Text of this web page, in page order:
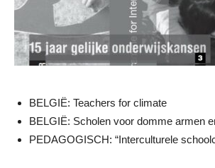
BELGIË: Teachers for climate
BELGIË: Scholen voor domme armen
PEDAGOGISCH: “Interculturele